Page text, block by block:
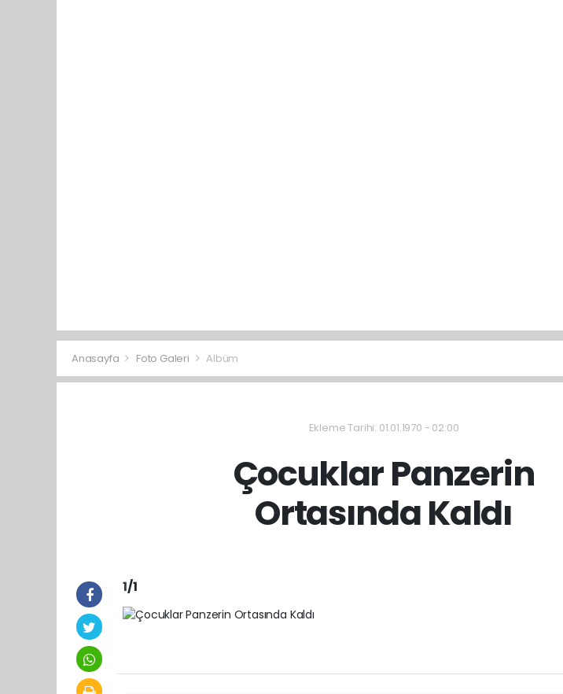
Anasayfa Foto Galeri Albüm
Ekleme Tarihi: 01.01.1970 - 02:00
Çocuklar Panzerin
Ortasında Kaldı
1/1